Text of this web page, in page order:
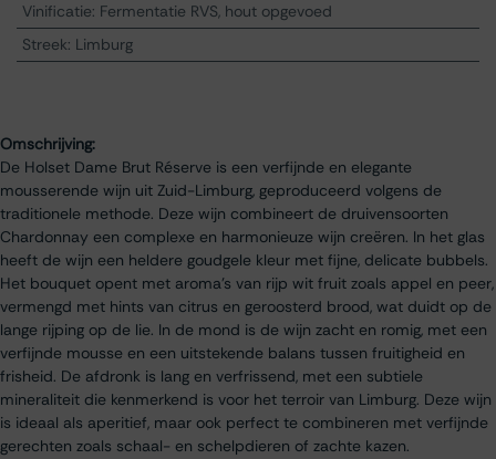
Vinificatie: Fermentatie RVS, hout opgevoed
Streek: Limburg
Omschrijving:
De Holset Dame Brut Réserve is een verfijnde en elegante
mousserende wijn uit Zuid-Limburg, geproduceerd volgens de
traditionele methode. Deze wijn combineert de druivensoorten
Chardonnay een complexe en harmonieuze wijn creëren. In het glas
heeft de wijn een heldere goudgele kleur met fijne, delicate bubbels.
Het bouquet opent met aroma’s van rijp wit fruit zoals appel en peer,
vermengd met hints van citrus en geroosterd brood, wat duidt op de
lange rijping op de lie. In de mond is de wijn zacht en romig, met een
verfijnde mousse en een uitstekende balans tussen fruitigheid en
frisheid. De afdronk is lang en verfrissend, met een subtiele
mineraliteit die kenmerkend is voor het terroir van Limburg. Deze wijn
is ideaal als aperitief, maar ook perfect te combineren met verfijnde
gerechten zoals schaal- en schelpdieren of zachte kazen.